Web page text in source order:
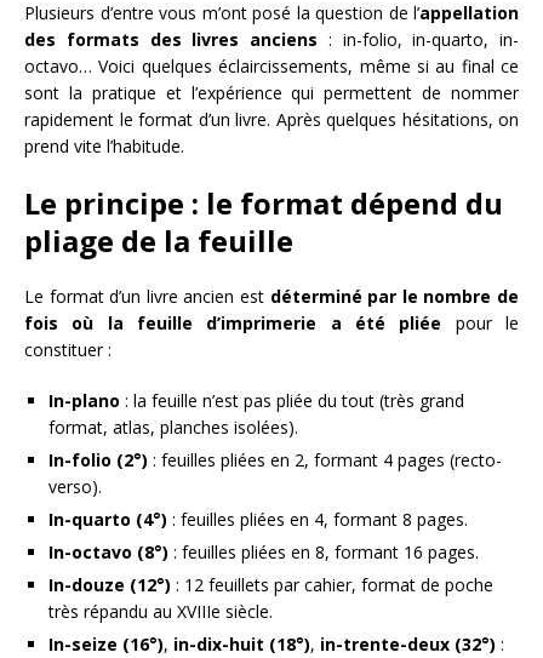
Plusieurs d’entre vous m’ont posé la question de l’appellation
des formats des livres anciens : in-folio, in-quarto, in-
octavo… Voici quelques éclaircissements, même si au final ce
sont la pratique et l’expérience qui permettent de nommer
rapidement le format d’un livre. Après quelques hésitations, on
prend vite l’habitude.
Le principe : le format dépend du
pliage de la feuille
Le format d’un livre ancien est déterminé par le nombre de
fois où la feuille d’imprimerie a été pliée pour le
constituer :
In-plano : la feuille n’est pas pliée du tout (très grand
format, atlas, planches isolées).
In-folio (2°) : feuilles pliées en 2, formant 4 pages (recto-
verso).
In-quarto (4°) : feuilles pliées en 4, formant 8 pages.
In-octavo (8°) : feuilles pliées en 8, formant 16 pages.
In-douze (12°) : 12 feuillets par cahier, format de poche
très répandu au XVIIIe siècle.
In-seize (16°), in-dix-huit (18°), in-trente-deux (32°) :